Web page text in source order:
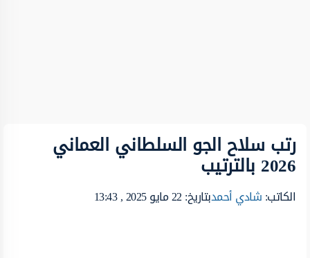
رتب سلاح الجو السلطاني العماني
2026 بالترتيب
الكاتب:شادي أحمدبتاريخ: 22 مايو 2025 , 13:43